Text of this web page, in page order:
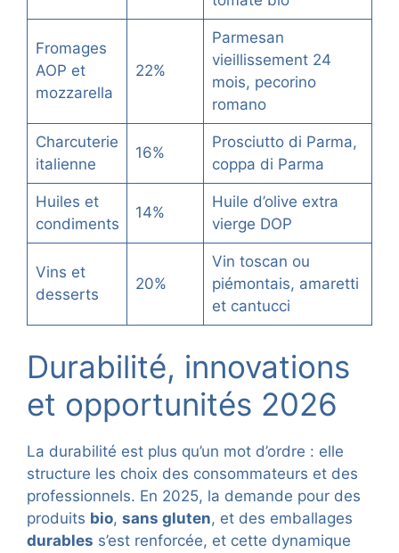
Fromages
AOP et
mozzarella
22%
Parmesan
vieillissement 24
mois, pecorino
romano
Charcuterie
italienne
16%
Prosciutto di Parma,
coppa di Parma
Huiles et
condiments
14%
Huile d’olive extra
vierge DOP
Vins et
desserts
20%
Vin toscan ou
piémontais, amaretti
et cantucci
Durabilité, innovations
et opportunités 2026
La durabilité est plus qu’un mot d’ordre : elle
structure les choix des consommateurs et des
professionnels. En 2025, la demande pour des
produits bio, sans gluten, et des emballages
durables s’est renforcée, et cette dynamique